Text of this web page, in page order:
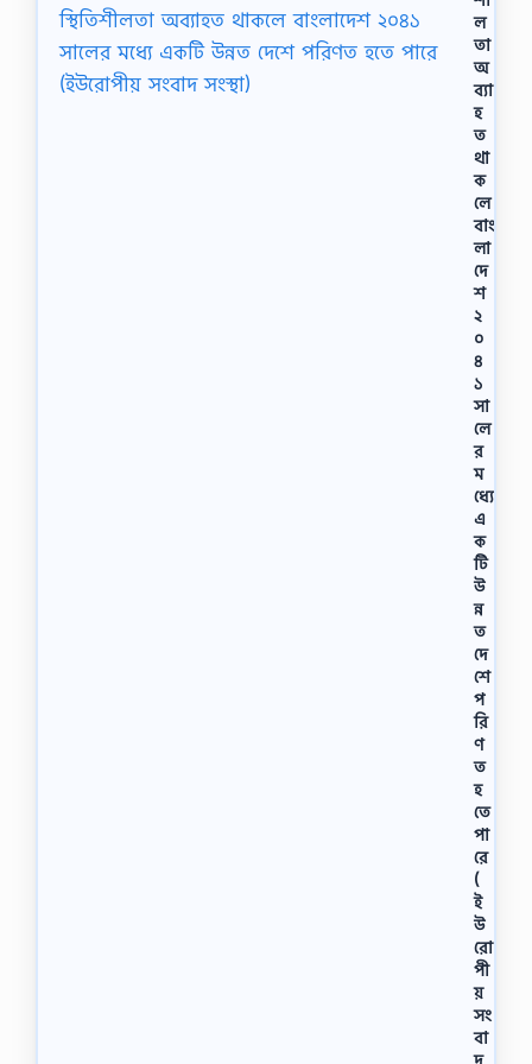
ল
তা
অ
ব্যা
হ
ত
থা
ক
লে
বাং
লা
দে
শ
২
০
৪
১
সা
লে
র
ম
ধ্যে
এ
ক
টি
উ
ন্ন
ত
দে
শে
প
রি
ণ
ত
হ
তে
পা
রে
(
ই
উ
রো
পী
য়
সং
বা